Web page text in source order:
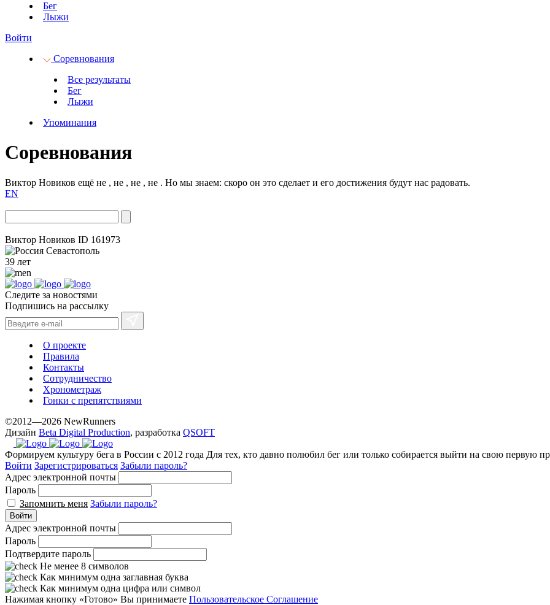
Бег
Лыжи
Войти
Соревнования
Все результаты
Бег
Лыжи
Упоминания
Соревнования
Виктор Новиков ещё не , не , не , не . Но мы знаем: скоро он это сделает и его достижения будут нас радовать.
EN
Виктор Новиков ID 161973
Севастополь
39 лет
Следите за новостями
Подпишись на рассылку
О проекте
Правила
Контакты
Сотрудничество
Хронометраж
Гонки с препятствиями
©2012—2026 NewRunners
Дизайн Beta Digital Production, разработка QSOFT
Формируем культуру бега в России с 2012 года Для тех, кто давно полюбил бег или только собирается выйти на свою первую
Войти Зарегистрироваться Забыли пароль?
Адрес электронной почты
Пароль
Запомнить меня Забыли пароль?
Войти
Адрес электронной почты
Пароль
Подтвердите пароль
Не менее 8 символов
Как минимум одна заглавная буква
Как минимум одна цифра или символ
Нажимая кнопку «Готово» Вы принимаете Пользовательское Соглашение